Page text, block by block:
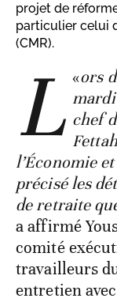
projet de
particulier celui
(CMR).
«
L
ors
chef
l’Économie
précisé les
de retraite
a affirmé
comité
travailleurs
entretien avec